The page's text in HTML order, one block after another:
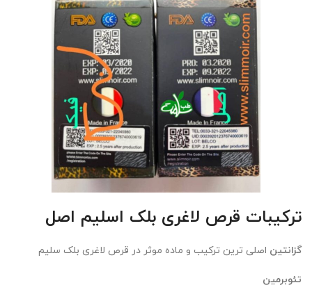
ترکیبات قرص لاغری بلک اسلیم اصل
گزانتین اصلی ترین ترکیب و ماده موثر در قرص لاغری بلک سلیم
تئوبرمین